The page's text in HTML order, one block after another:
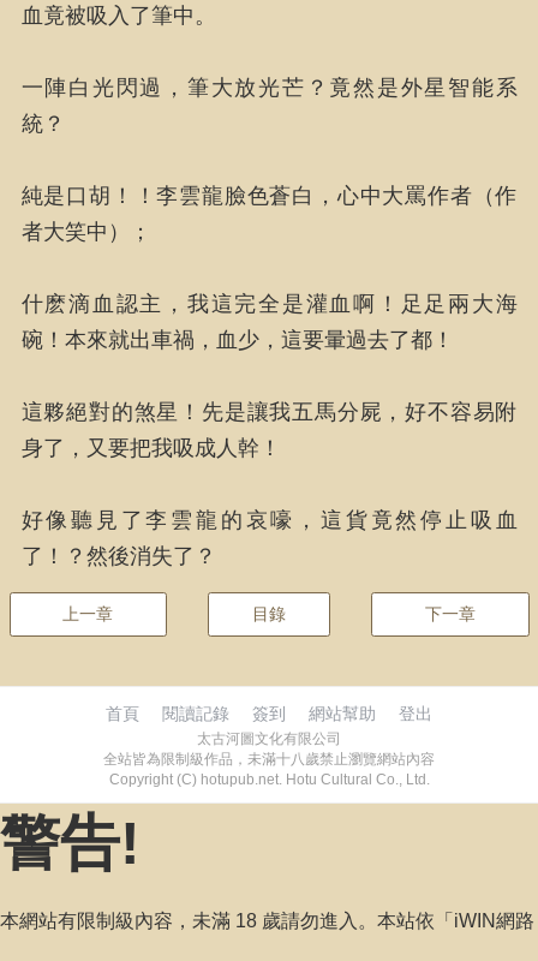
血竟被吸入了筆中。
一陣白光閃過，筆大放光芒？竟然是外星智能系
統？
純是口胡！！李雲龍臉色蒼白，心中大罵作者（作
者大笑中）；
什麽滴血認主，我這完全是灌血啊！足足兩大海
碗！本來就出車禍，血少，這要暈過去了都！
這夥絕對的煞星！先是讓我五馬分屍，好不容易附
身了，又要把我吸成人幹！
好像聽見了李雲龍的哀嚎，這貨竟然停止吸血
了！？然後消失了？
上一章 目錄 下一章
首頁 閱讀記錄 簽到 網站幫助 登出
太古河圖文化有限公司
全站皆為限制級作品，未滿十八歲禁止瀏覽網站內容
Copyright (C) hotupub.net. Hotu Cultural Co., Ltd.
警告!
本網站有限制級內容，未滿 18 歲請勿進入。本站依「iWIN網路